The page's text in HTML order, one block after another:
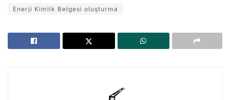
Enerji Kimlik Belgesi oluşturma